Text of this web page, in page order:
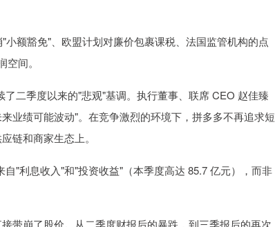
额豁免"、欧盟计划对廉价包裹课税、法国监管机构的点
间。
二季度以来的"悲观"基调。执行董事、联席 CEO 赵佳臻
业绩可能波动"。在竞争激烈的环境下，拼多多不再追求短
链和商家生态上。
"利息收入"和"投资收益"（本季度高达 85.7 亿元），而非
带崩了股价。从二季度财报后的暴跌，到三季报后的再次